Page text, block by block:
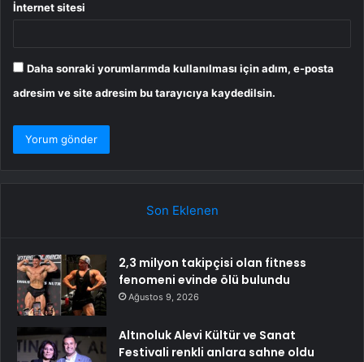
İnternet sitesi
Daha sonraki yorumlarımda kullanılması için adım, e-posta
adresim ve site adresim bu tarayıcıya kaydedilsin.
Son Eklenen
2,3 milyon takipçisi olan fitness
fenomeni evinde ölü bulundu
Ağustos 9, 2026
Altınoluk Alevi Kültür ve Sanat
Festivali renkli anlara sahne oldu